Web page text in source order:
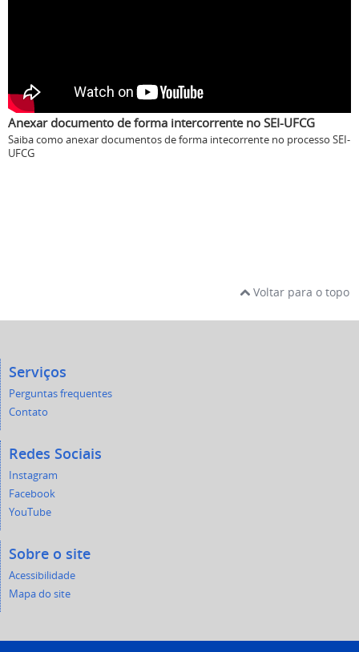
Anexar documento de forma intercorrente no SEI-UFCG
Saiba como anexar documentos de forma intecorrente no processo SEI-
UFCG
Voltar para o topo
Serviços
Perguntas frequentes
Contato
Redes Sociais
Instagram
Facebook
YouTube
Sobre o site
Acessibilidade
Mapa do site